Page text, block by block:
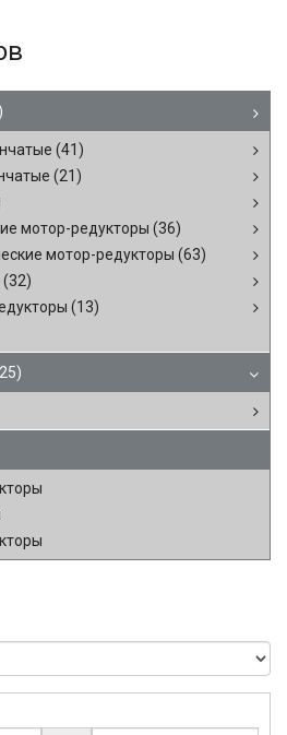
(41)
(21)
мотор-редукторы (36)
мотор-редукторы (63)
(32)
(13)